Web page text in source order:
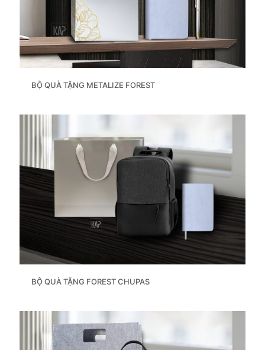
BỘ QUÀ TẶNG METALIZE FOREST
BỘ QUÀ TẶNG FOREST CHUPAS